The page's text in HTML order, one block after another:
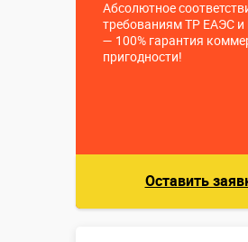
Абсолютное
требованиям ТР ЕАЭС
— 100% гарантия
пригодности!
Оставить